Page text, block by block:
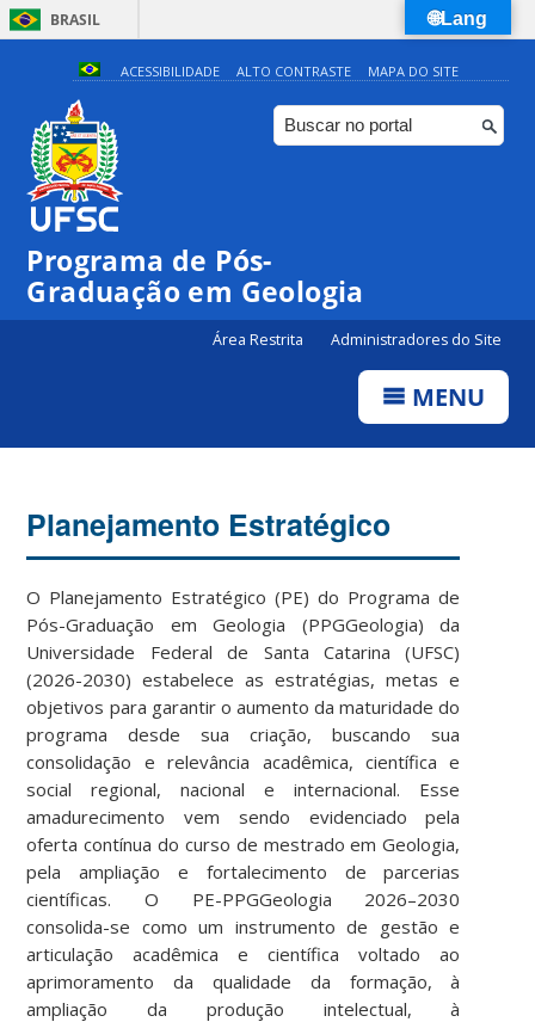
BRASIL
Simplifique!
Comunica BR
Participe
ACESSIBILIDADE ALTO CONTRASTE MAPA DO SITE
Programa de Pós-
Graduação em Geologia
Área Restrita Administradores do Site
MENU
Planejamento Estratégico
O Planejamento Estratégico (PE) do Programa de
Pós-Graduação em Geologia (PPGGeologia) da
Universidade Federal de Santa Catarina (UFSC)
(2026-2030) estabelece as estratégias, metas e
objetivos para garantir o aumento da maturidade do
programa desde sua criação, buscando sua
consolidação e relevância acadêmica, científica e
social regional, nacional e internacional. Esse
amadurecimento vem sendo evidenciado pela
oferta contínua do curso de mestrado em Geologia,
pela ampliação e fortalecimento de parcerias
científicas. O PE-PPGGeologia 2026–2030
consolida-se como um instrumento de gestão e
articulação acadêmica e científica voltado ao
aprimoramento da qualidade da formação, à
ampliação da produção intelectual, à
🌐Lang